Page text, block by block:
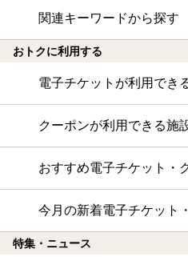
関連キーワードから探す
おトクに利用する
電子チケットが利用でき
クーポンが利用できる施
おすすめ電子チケット・
今月の新着電子チケット
特集・ニュース